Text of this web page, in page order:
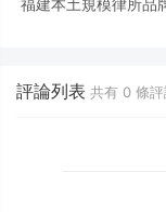
評論列表 共有 0 條評